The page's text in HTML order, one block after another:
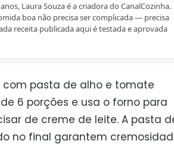
Laura Souza é a criadora do CanalCozinha.
boa não precisa ser complicada — precisa
receita publicada aqui é testada e aprovada
pasta de alho e tomate
6 porções e usa o forno para
de creme de leite. A pasta
no final garantem